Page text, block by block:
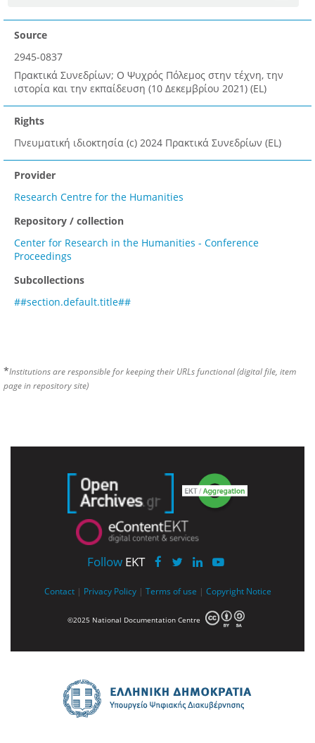
Source
2945-0837
Πρακτικά Συνεδρίων; Ο Ψυχρός Πόλεμος στην τέχνη, την
ιστορία και την εκπαίδευση (10 Δεκεμβρίου 2021) (EL)
Rights
Πνευματική ιδιοκτησία (c) 2024 Πρακτικά Συνεδρίων (EL)
Provider
Research Centre for the Humanities
Repository / collection
Center for Research in the Humanities - Conference
Proceedings
Subcollections
##section.default.title##
*Institutions are responsible for keeping their URLs functional (digital file, item
page in repository site)
Follow EKT
Contact | Privacy Policy | Terms of use | Copyright Notice
©2025 National Documentation Centre